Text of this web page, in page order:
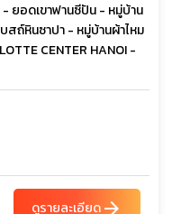
ยอดเขาฟานซีปัน - หมู่บ้าน
บสถ์หินซาปา - หมู่บ้านผ้าไหม
CENTER HANOI -
ดูรายละเอียดarrow_forward